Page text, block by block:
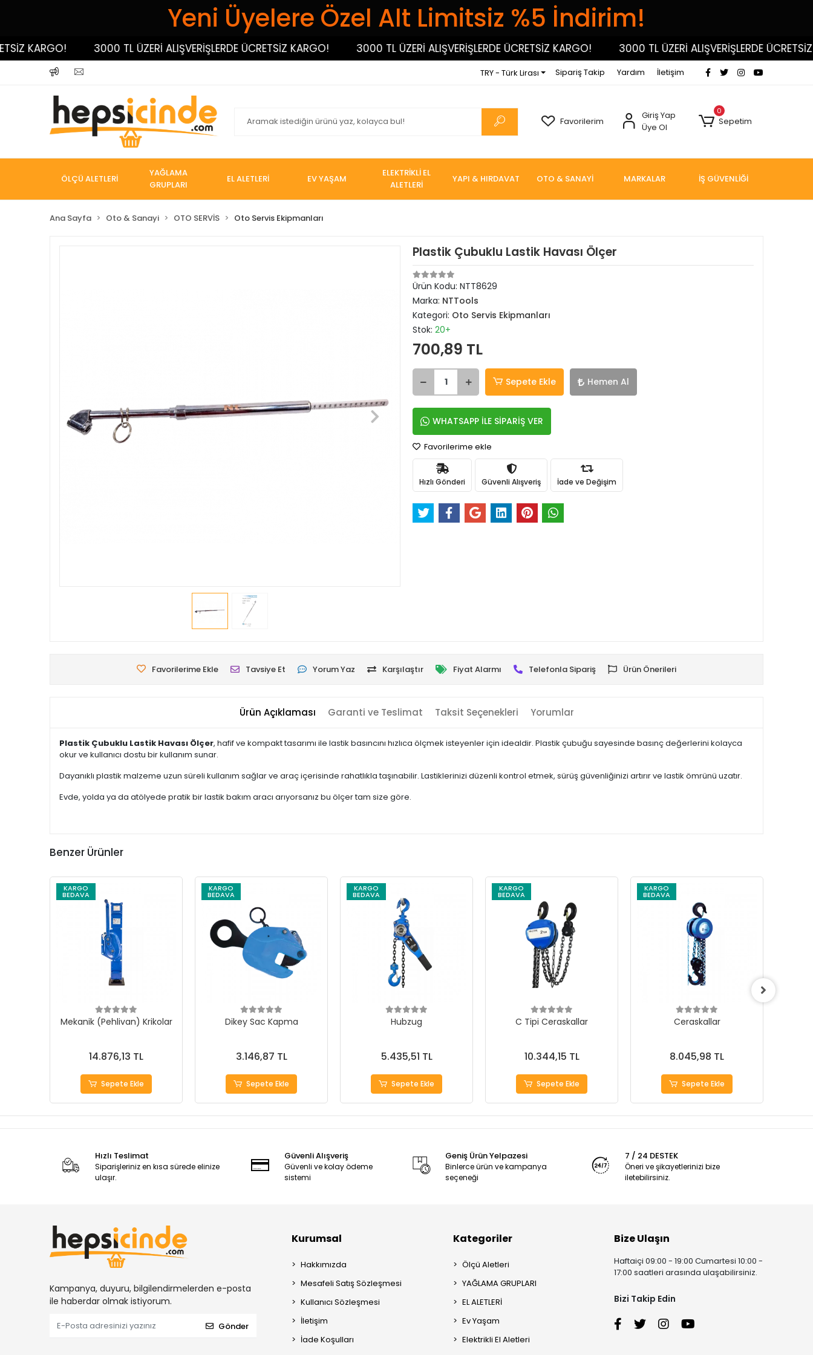
Yeni Üyelere Özel Alt Limitsiz %5 İndirim!
KARGO! 3000 TL ÜZERİ ALIŞVERİŞLERDE ÜCRETSİZ KARGO! 3000 TL ÜZERİ ALIŞVERİŞLERDE ÜCRETSİZ KARGO! 3000 TL ÜZERİ ALIŞVERİŞLERDE ÜCRETSİZ
TRY - Türk Lirası Sipariş Takip Yardım İletişim
Favorilerim
Giriş Yap
Üye Ol
0
Sepetim
ÖLÇÜ ALETLERİ
YAĞLAMA
GRUPLARI
EL ALETLERİ EV YAŞAM
ELEKTRİKLİ EL
ALETLERİ
YAPI & HIRDAVAT OTO & SANAYİ MARKALAR İŞ GÜVENLİĞİ
Ana Sayfa Oto & Sanayi OTO SERVİS Oto Servis Ekipmanları
Plastik Çubuklu Lastik Havası Ölçer
Ürün Kodu: NTT8629
Marka: NTTools
Kategori: Oto Servis Ekipmanları
Stok: 20+
700,89 TL
Sepete Ekle Hemen Al
WHATSAPP İLE SİPARİŞ VER
Favorilerime ekle
Hızlı Gönderi Güvenli Alışveriş İade ve Değişim
Favorilerime Ekle Tavsiye Et Yorum Yaz Karşılaştır Fiyat Alarmı Telefonla Sipariş Ürün Önerileri
Ürün Açıklaması Garanti ve Teslimat Taksit Seçenekleri Yorumlar
Plastik Çubuklu Lastik Havası Ölçer, hafif ve kompakt tasarımı ile lastik basıncını hızlıca ölçmek isteyenler için idealdir. Plastik çubuğu sayesinde basınç değerlerini kolayca
okur ve kullanıcı dostu bir kullanım sunar.
Dayanıklı plastik malzeme uzun süreli kullanım sağlar ve araç içerisinde rahatlıkla taşınabilir. Lastiklerinizi düzenli kontrol etmek, sürüş güvenliğinizi artırır ve lastik ömrünü uzatır.
Evde, yolda ya da atölyede pratik bir lastik bakım aracı arıyorsanız bu ölçer tam size göre.
Benzer Ürünler
KARGO
BEDAVA
Mekanik (Pehlivan) Krikolar
14.876,13 TL
Sepete Ekle
KARGO
BEDAVA
Dikey Sac Kapma
3.146,87 TL
Sepete Ekle
KARGO
BEDAVA
Hubzug
5.435,51 TL
Sepete Ekle
KARGO
BEDAVA
C Tipi Ceraskallar
10.344,15 TL
Sepete Ekle
KARGO
BEDAVA
Ceraskallar
8.045,98 TL
Sepete Ekle
Hızlı Teslimat
Siparişleriniz en kısa sürede elinize
ulaşır.
Güvenli Alışveriş
Güvenli ve kolay ödeme
sistemi
Geniş Ürün Yelpazesi
Binlerce ürün ve kampanya
seçeneği
7 / 24 DESTEK
Öneri ve şikayetlerinizi bize
iletebilirsiniz.
Kampanya, duyuru, bilgilendirmelerden e-posta
ile haberdar olmak istiyorum.
Gönder
Kurumsal
Hakkımızda
Mesafeli Satış Sözleşmesi
Kullanıcı Sözleşmesi
İletişim
İade Koşulları
Kategoriler
Ölçü Aletleri
YAĞLAMA GRUPLARI
EL ALETLERİ
Ev Yaşam
Elektrikli El Aletleri
Bize Ulaşın
Haftaiçi 09:00 - 19:00 Cumartesi 10:00 -
17:00 saatleri arasında ulaşabilirsiniz.
Bizi Takip Edin